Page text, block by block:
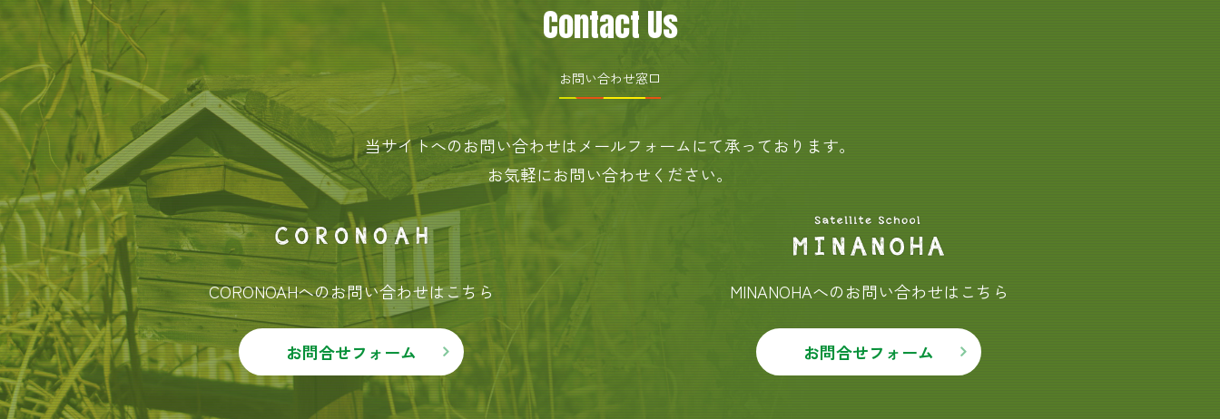
Contact Us
お問い合わせ窓口
当サイトへのお問い合わせはメールフォームにて承っております。
お気軽にお問い合わせください。
CORONOAHへのお問い合わせはこちら
お問合せフォーム
MINANOHAへのお問い合わせはこちら
お問合せフォーム